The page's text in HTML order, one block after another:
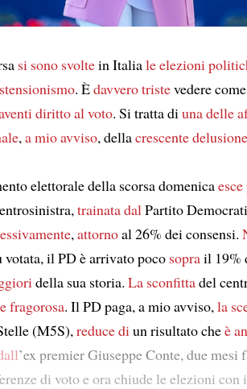
si sono svoltein Italiale elezioni
. Èdavvero tristevedere come
diritto al voto. Si tratta di una delle
, a mio avviso, dellacrescente delusione
elettorale della scorsa domenica
trainata dal Partito
, attornoal 26% dei consensi.
il PD è arrivato poco soprail 19%
della sua storia. La sconfittadel
fragorosa. Il PD paga, a mio avviso, la
(M5S), reduce di un risultato cheè
’ex premier Giuseppe Conte, due mesi
di voto e ora chiude le elezioni con